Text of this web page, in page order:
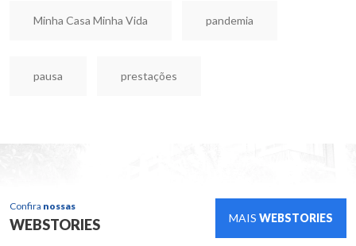
Minha Casa Minha Vida pandemia
pausa prestações
Confira nossas
WEBSTORIES MAIS WEBSTORIES